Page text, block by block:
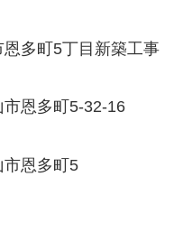
多町5丁目新築工事
恩多町5-32-16
恩多町5